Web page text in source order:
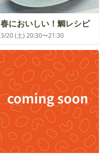
春においしい！鯛レシピ
3/20 (土) 20:30〜21:30